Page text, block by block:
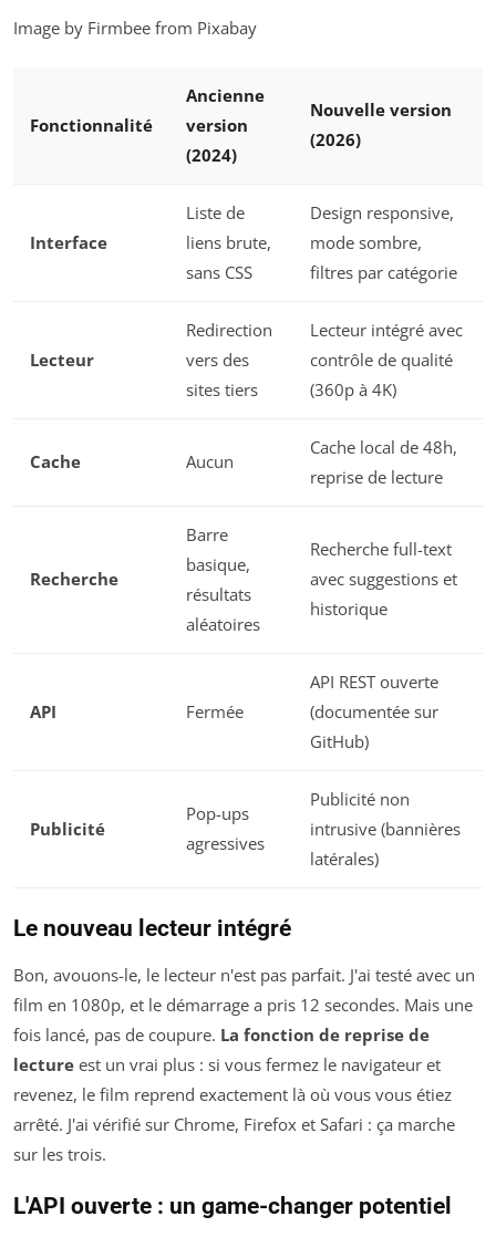
Image by Firmbee from Pixabay
Fonctionnalité
Ancienne
version
(2024)
Nouvelle version
(2026)
Interface
Liste de
liens brute,
sans CSS
Design responsive,
mode sombre,
filtres par catégorie
Lecteur
Redirection
vers des
sites tiers
Lecteur intégré avec
contrôle de qualité
(360p à 4K)
Cache Aucun
Cache local de 48h,
reprise de lecture
Recherche
Barre
basique,
résultats
aléatoires
Recherche full-text
avec suggestions et
historique
API Fermée
API REST ouverte
(documentée sur
GitHub)
Publicité
Pop-ups
agressives
Publicité non
intrusive (bannières
latérales)
Le nouveau lecteur intégré
Bon, avouons-le, le lecteur n'est pas parfait. J'ai testé avec un
film en 1080p, et le démarrage a pris 12 secondes. Mais une
fois lancé, pas de coupure. La fonction de reprise de
lecture est un vrai plus : si vous fermez le navigateur et
revenez, le film reprend exactement là où vous vous étiez
arrêté. J'ai vérifié sur Chrome, Firefox et Safari : ça marche
sur les trois.
L'API ouverte : un game-changer potentiel